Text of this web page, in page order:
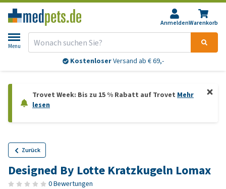
AnmeldenWarenkorb
Menu
KostenloserVersand ab € 69,-
Trovet Week: Bis zu 15 % Rabatt auf Trovet Mehr
lesen
Zurück
Designed By Lotte Kratzkugeln Lomax
0 Bewertungen